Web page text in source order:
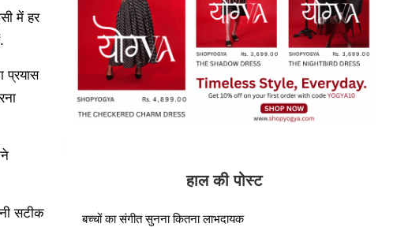
में हर
प्रयास
सटीक
हाल की पोस्ट
बच्चों का संगीत सुनना कितना लाभदायक